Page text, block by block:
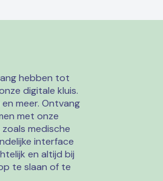
hebben tot
digitale kluis.
meer. Ontvang
met onze
medische
interface
en altijd bij
te slaan of te